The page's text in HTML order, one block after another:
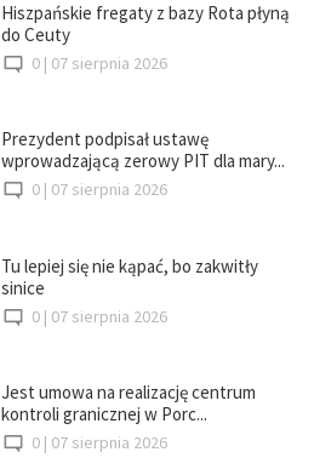
Hiszpańskie fregaty z bazy Rota płyną
do Ceuty
0 | 07 sierpnia 2026
Prezydent podpisał ustawę
wprowadzającą zerowy PIT dla mary...
0 | 07 sierpnia 2026
Tu lepiej się nie kąpać, bo zakwitły
sinice
0 | 07 sierpnia 2026
Jest umowa na realizację centrum
kontroli granicznej w Porc...
0 | 07 sierpnia 2026